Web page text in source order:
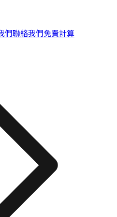
們聯絡我們免費計算